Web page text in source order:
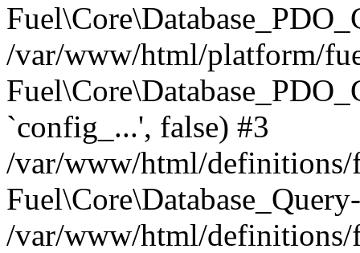
/var/www/html/platform/
`config_...', false) #3
/var/www/html/definitions/
/var/www/html/definitions/